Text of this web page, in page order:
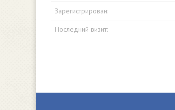
Зарегистрирован:
Последний визит: